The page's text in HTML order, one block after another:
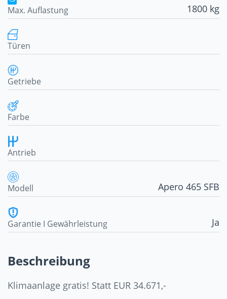
Max. Auflastung 1800 kg
Türen
Getriebe
Farbe
Antrieb
Modell Apero 465 SFB
Garantie I Gewährleistung Ja
Beschreibung
Klimaanlage gratis! Statt EUR 34.671,-